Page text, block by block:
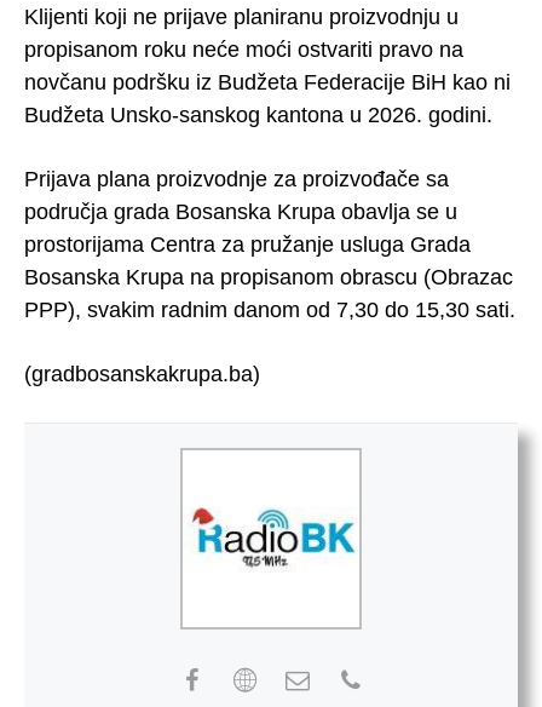
Klijenti koji ne prijave planiranu proizvodnju u
propisanom roku neće moći ostvariti pravo na
novčanu podršku iz Budžeta Federacije BiH kao ni
Budžeta Unsko-sanskog kantona u 2026. godini.
Prijava plana proizvodnje za proizvođače sa
područja grada Bosanska Krupa obavlja se u
prostorijama Centra za pružanje usluga Grada
Bosanska Krupa na propisanom obrascu (Obrazac
PPP), svakim radnim danom od 7,30 do 15,30 sati.
(gradbosanskakrupa.ba)